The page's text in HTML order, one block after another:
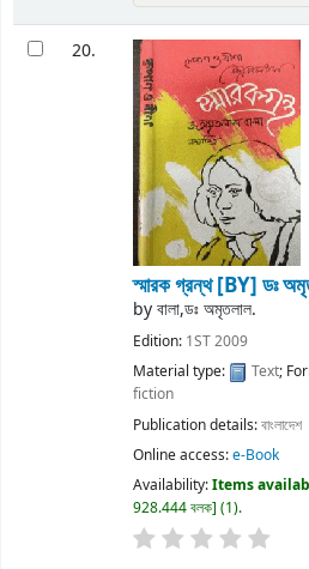
20.
স্মারক গ্রন্থ[BY] ডঃ
byবালা,ডঃ অমৃতলাল.
Edition: 1ST 2009
Material type:
Text;
fiction
Publication details:বাংলাদেশ
Online access:e-Book
Availability:Items
928.444 বলক (1).